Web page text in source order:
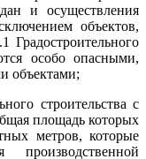
и осуществления
объектов,
Градостроительного
особо опасными,
объектами;
строительства с
площадь которых
метров, которые
производственной